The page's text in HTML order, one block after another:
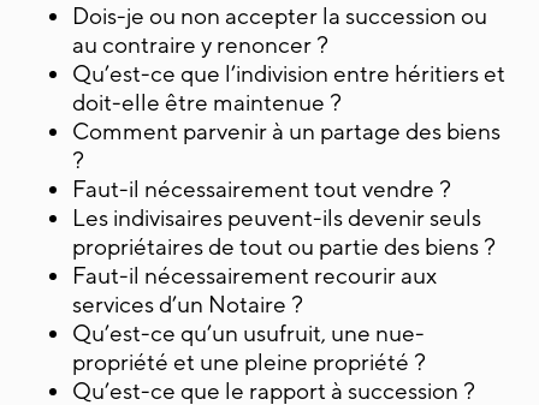
Dois-je ou non accepter la succession ou
au contraire y renoncer ?
Qu’est-ce que l’indivision entre héritiers et
doit-elle être maintenue ?
Comment parvenir à un partage des biens
?
Faut-il nécessairement tout vendre ?
Les indivisaires peuvent-ils devenir seuls
propriétaires de tout ou partie des biens ?
Faut-il nécessairement recourir aux
services d’un Notaire ?
Qu’est-ce qu’un usufruit, une nue-
propriété et une pleine propriété ?
Qu’est-ce que le rapport à succession ?